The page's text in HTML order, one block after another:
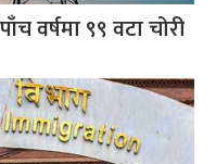
वर्षमा ९९ वटा चोरी